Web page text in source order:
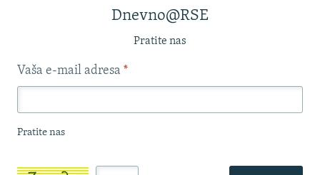
Dnevno@RSE
Pratite nas
Vaša e-mail adresa *
Pratite nas